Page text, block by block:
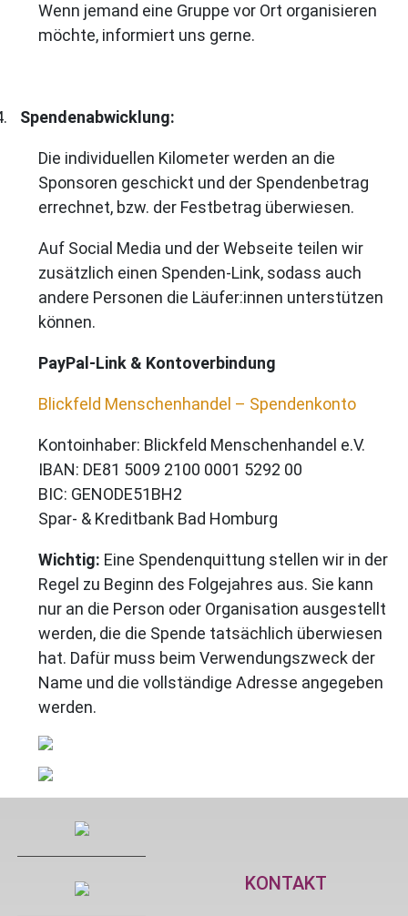
Wenn jemand eine Gruppe vor Ort organisieren
möchte, informiert uns gerne.
Spendenabwicklung:
Die individuellen Kilometer werden an die
Sponsoren geschickt und der Spendenbetrag
errechnet, bzw. der Festbetrag überwiesen.
Auf Social Media und der Webseite teilen wir
zusätzlich einen Spenden-Link, sodass auch
andere Personen die Läufer:innen unterstützen
können.
PayPal-Link & Kontoverbindung
Blickfeld Menschenhandel – Spendenkonto
Kontoinhaber: Blickfeld Menschenhandel e.V.
IBAN: DE81 5009 2100 0001 5292 00
BIC: GENODE51BH2
Spar- & Kreditbank Bad Homburg
Wichtig: Eine Spendenquittung stellen wir in der
Regel zu Beginn des Folgejahres aus. Sie kann
nur an die Person oder Organisation ausgestellt
werden, die die Spende tatsächlich überwiesen
hat. Dafür muss beim Verwendungszweck der
Name und die vollständige Adresse angegeben
werden.
KONTAKT